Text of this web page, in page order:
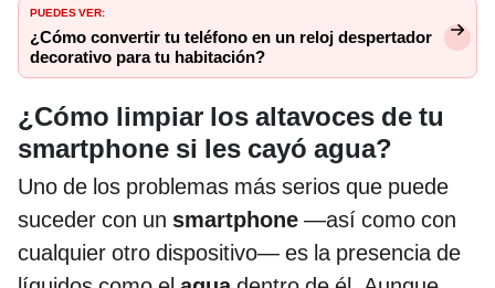
PUEDES VER:
¿Cómo convertir tu teléfono en un reloj despertador
decorativo para tu habitación?
¿Cómo limpiar los altavoces de tu
smartphone si les cayó agua?
Uno de los problemas más serios que puede
suceder con un smartphone —así como con
cualquier otro dispositivo— es la presencia de